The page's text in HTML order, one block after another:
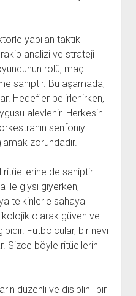
yapılan taktik
analizi ve strateji
rolü, maçı
sahiptir. Bu aşamada,
Hedefler belirlenirken,
alevlenir. Herkesin
senfoniyi
zorundadır.
de sahiptir.
ile giysi giyerken,
telkinlerle sahaya
olarak güven ve
Futbolcular, bir nevi
Sizce böyle ritüellerin
düzenli ve disiplinli bir